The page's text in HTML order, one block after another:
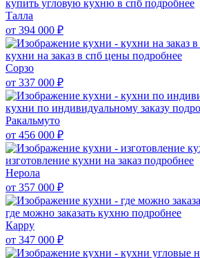
купить угловую кухню в спб подробнее
Талла
от 394 000 ₽
кухни на заказ в спб цены подробнее
Сорзо
от 337 000 ₽
кухни по индивидуальному заказу
Ракальмуто
от 456 000 ₽
изготовление кухни на заказ подробнее
Нерола
от 357 000 ₽
где можно заказать кухню подробнее
Карру
от 347 000 ₽